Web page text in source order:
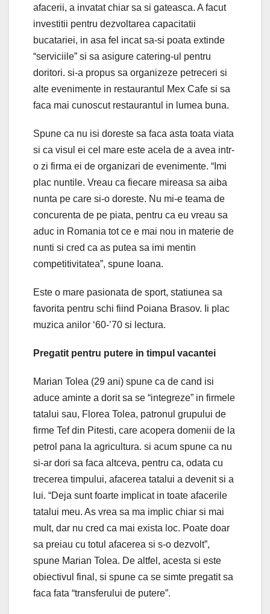
afacerii, a invatat chiar sa si gateasca. A facut
investitii pentru dezvoltarea capacitatii
bucatariei, in asa fel incat sa-si poata extinde
“serviciile” si sa asigure catering-ul pentru
doritori. si-a propus sa organizeze petreceri si
alte evenimente in restaurantul Mex Cafe si sa
faca mai cunoscut restaurantul in lumea buna.
Spune ca nu isi doreste sa faca asta toata viata
si ca visul ei cel mare este acela de a avea intr-
o zi firma ei de organizari de evenimente. “Imi
plac nuntile. Vreau ca fiecare mireasa sa aiba
nunta pe care si-o doreste. Nu mi-e teama de
concurenta de pe piata, pentru ca eu vreau sa
aduc in Romania tot ce e mai nou in materie de
nunti si cred ca as putea sa imi mentin
competitivitatea”, spune Ioana.
Este o mare pasionata de sport, statiunea sa
favorita pentru schi fiind Poiana Brasov. Ii plac
muzica anilor ‘60-’70 si lectura.
Pregatit pentru putere in timpul vacantei
Marian Tolea (29 ani) spune ca de cand isi
aduce aminte a dorit sa se “integreze” in firmele
tatalui sau, Florea Tolea, patronul grupului de
firme Tef din Pitesti, care acopera domenii de la
petrol pana la agricultura. si acum spune ca nu
si-ar dori sa faca altceva, pentru ca, odata cu
trecerea timpului, afacerea tatalui a devenit si a
lui. “Deja sunt foarte implicat in toate afacerile
tatalui meu. As vrea sa ma implic chiar si mai
mult, dar nu cred ca mai exista loc. Poate doar
sa preiau cu totul afacerea si s-o dezvolt”,
spune Marian Tolea. De altfel, acesta si este
obiectivul final, si spune ca se simte pregatit sa
faca fata “transferului de putere”.